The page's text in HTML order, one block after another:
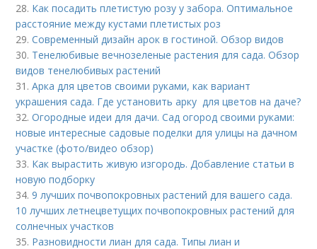
28. Как посадить плетистую розу у забора. Оптимальное
расстояние между кустами плетистых роз
29.Современный дизайн арок в гостиной. Обзор видов
30. Тенелюбивые вечнозеленые растения для сада. Обзор
видов тенелюбивых растений
31.Арка для цветов своими руками, как вариант
украшения сада. Где установить арку для цветов на даче?
32.Огородные идеи для дачи. Сад огород своими руками:
новые интересные садовые поделки для улицы на дачном
участке (фото/видео обзор)
33. Как вырастить живую изгородь. Добавление статьи в
новую подборку
34.9 лучших почвопокровных растений для вашего сада.
10 лучших летнецветущих почвопокровных растений для
солнечных участков
35. Разновидности лиан для сада. Типы лиан и